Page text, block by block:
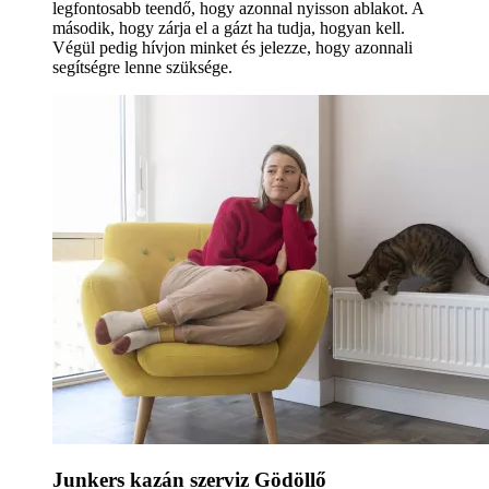
legfontosabb teendő, hogy azonnal nyisson ablakot. A
második, hogy zárja el a gázt ha tudja, hogyan kell.
Végül pedig hívjon minket és jelezze, hogy azonnali
segítségre lenne szüksége.
Junkers kazán szerviz Gödöllő